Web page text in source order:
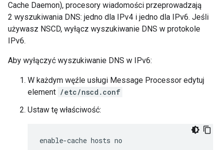
Cache Daemon), procesory wiadomości przeprowadzają
2 wyszukiwania DNS: jedno dla IPv4 i jedno dla IPv6. Jeśli
używasz NSCD, wyłącz wyszukiwanie DNS w protokole
IPv6.
Aby wyłączyć wyszukiwanie DNS w IPv6:
W każdym węźle usługi Message Processor edytuj
element /etc/nscd.conf
Ustaw tę właściwość:
enable-cache hosts no